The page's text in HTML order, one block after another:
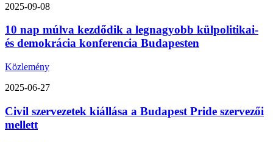
2025-09-08
10 nap múlva kezdődik a legnagyobb külpolitikai-
és demokrácia konferencia Budapesten
Közlemény
2025-06-27
Civil szervezetek kiállása a Budapest Pride szervezői
mellett